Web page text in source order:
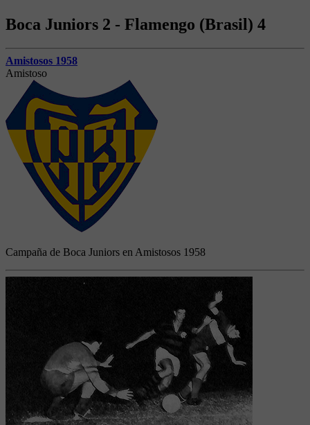
Boca Juniors 2 - Flamengo (Brasil) 4
Amistosos 1958
Amistoso
Campaña de Boca Juniors en Amistosos 1958